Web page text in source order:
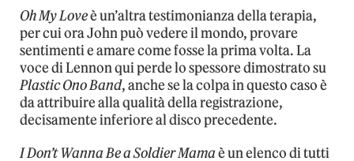
Oh My Loveè un’altra testimonianza della terapia,
per cui ora John può vedere il mondo, provare
sentimenti e amare come fosse la prima volta. La
voce di Lennon qui perde lo spessore dimostrato su
Plastic Ono Band, anche se la colpa in questo caso è
da attribuire alla qualità della registrazione,
decisamente inferiore al disco precedente.
I Don’t Wanna Be a Soldier Mamaè un elenco di tutti